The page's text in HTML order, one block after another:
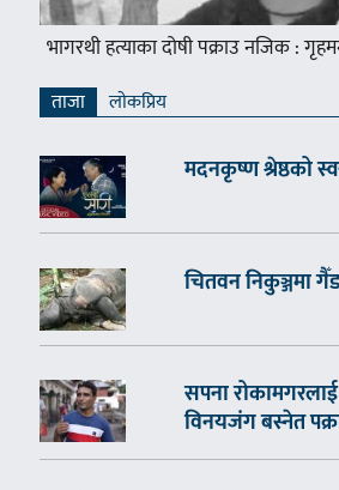
भागरथी हत्याका दोषी पक्राउ नजिक :
ताजा लाेकप्रिय
मदनकृष्ण श्रेष्ठको
चितवन निकुञ्जमा
सपना
विनयजंग बस्नेत